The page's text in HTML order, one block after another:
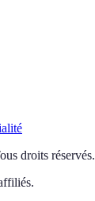
droits réservés.